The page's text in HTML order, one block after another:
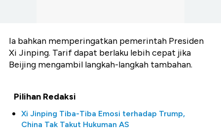
Ia bahkan memperingatkan pemerintah Presiden
Xi Jinping. Tarif dapat berlaku lebih cepat jika
Beijing mengambil langkah-langkah tambahan.
Pilihan Redaksi
Xi Jinping Tiba-Tiba Emosi terhadap Trump,
China Tak Takut Hukuman AS